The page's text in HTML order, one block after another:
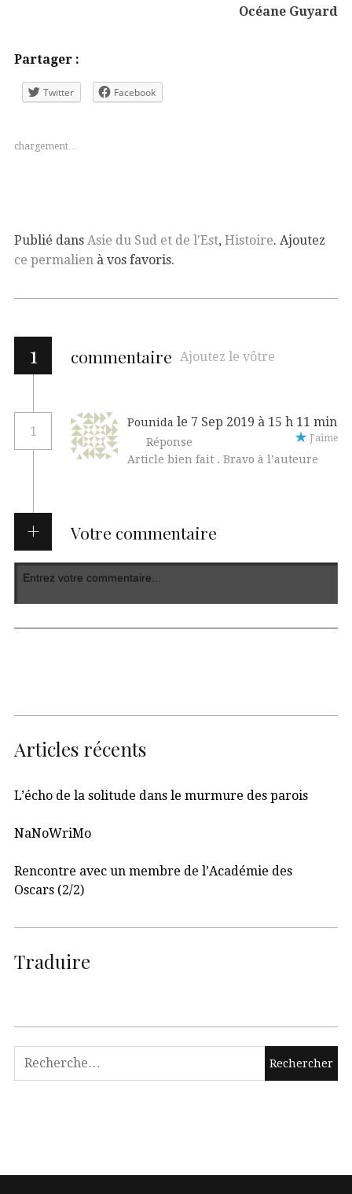
Océane Guyard
Partager :
Twitter Facebook
chargement…
Publié dans Asie du Sud et de l'Est, Histoire. Ajoutez
ce permalien à vos favoris.
1 commentaire Ajoutez le vôtre
1
Pounida le 7 Sep 2019 à 15 h 11 min
Réponse
Article bien fait . Bravo à l’auteure
J'aime
Votre commentaire
Articles récents
L’écho de la solitude dans le murmure des parois
NaNoWriMo
Rencontre avec un membre de l’Académie des
Oscars (2/2)
Traduire